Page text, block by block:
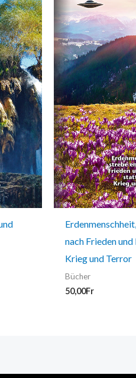
nach Frieden
Krieg und Terror
Bücher
50,00Fr